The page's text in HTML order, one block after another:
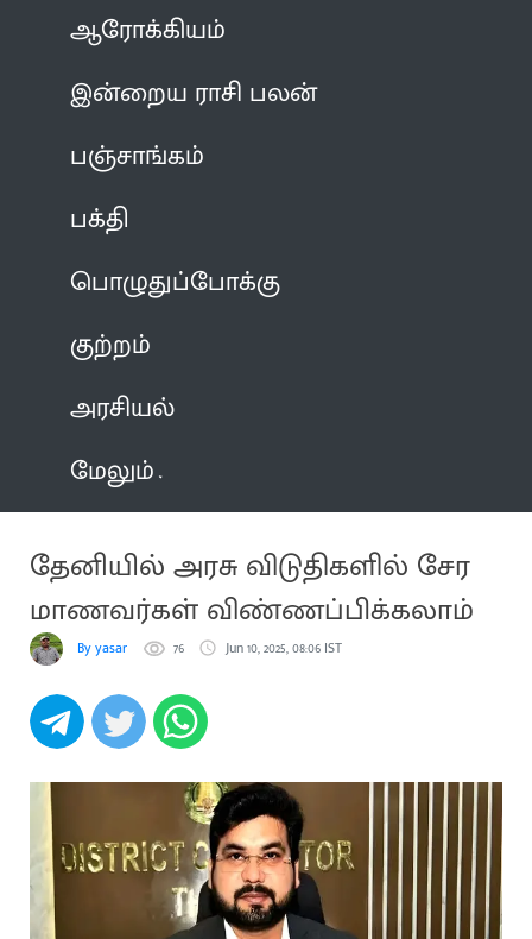
ஆரோக்கியம்
இன்றைய ராசி பலன்
பஞ்சாங்கம்
பக்தி
பொழுதுப்போக்கு
குற்றம்
அரசியல்
மேலும்
தேனியில் அரசு விடுதிகளில் சேர
மாணவர்கள் விண்ணப்பிக்கலாம்
By yasar 76 Jun 10, 2025, 08:06 IST